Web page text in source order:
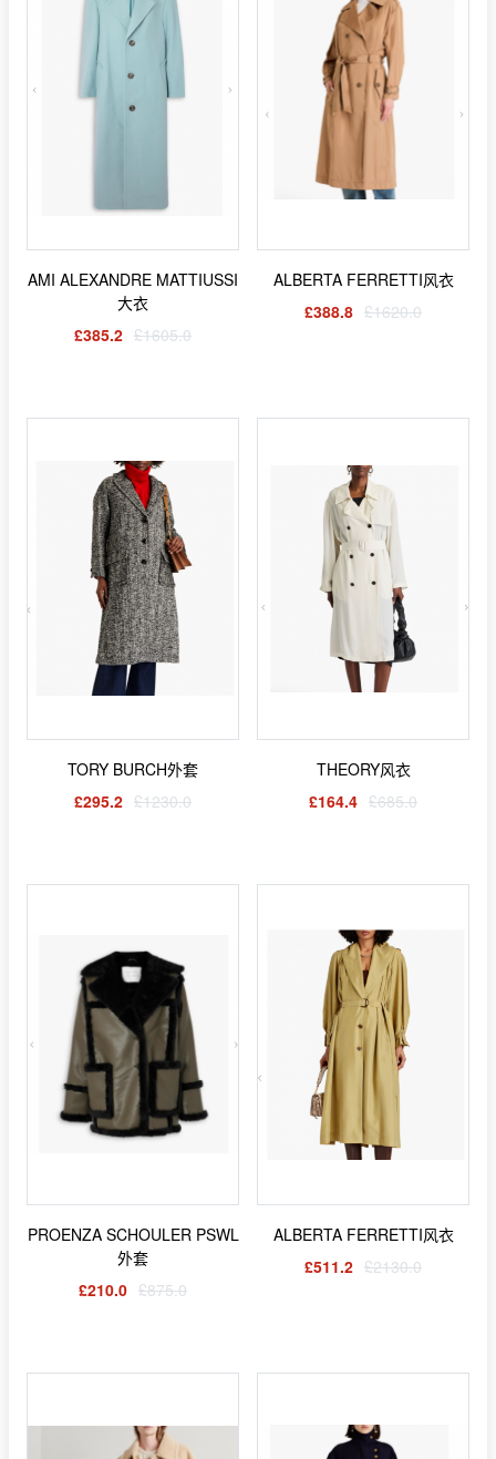
AMI ALEXANDRE MATTIUSSI
大衣
£385.2 £1605.0
ALBERTA FERRETTI风衣
£388.8 £1620.0
TORY BURCH外套
£295.2 £1230.0
THEORY风衣
£164.4 £685.0
PROENZA SCHOULER PSWL
外套
£210.0 £875.0
ALBERTA FERRETTI风衣
£511.2 £2130.0